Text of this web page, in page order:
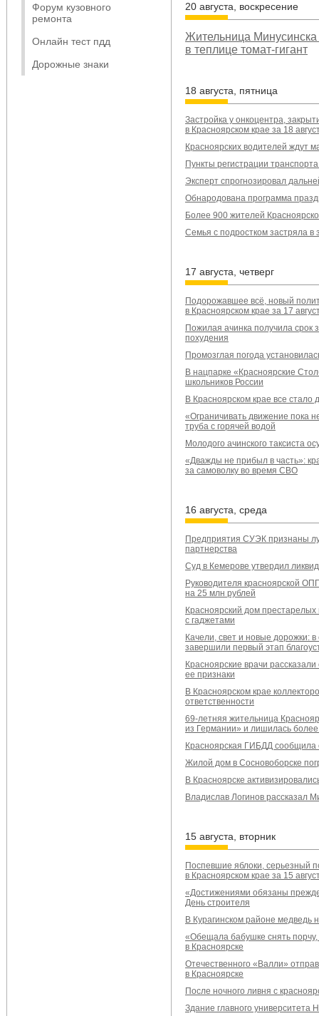
Форум кузовного
ремонта
Онлайн тест пдд
Дорожные знаки
20 августа, воскресение
Жительница
в теплице томат-гигант
18 августа, пятница
Застройка у онкоцентра,
в Красноярском крае за 18
Красноярских водителей ждут
Пункты регистрации
Эксперт спрогнозировал
Обнародована программа
Более 900 жителей
Семья с подростком застряла
17 августа, четверг
Подорожавшее всё, новый
в Красноярском крае за 17
Пожилая ачинка получила срок
похудения
Промозглая погода
В нацпарке «Красноярские
школьников России
В Красноярском крае все
«Ограничивать движение пока
труба с горячей водой
Молодого ачинского таксиста
«Дважды не прибыл в часть»:
за самоволку во время СВО
16 августа, среда
Предприятия СУЭК признаны
партнерства
Суд в Кемерове утвердил
Руководителя красноярской
на 25 млн рублей
Красноярский дом
с гаджетами
Качели, свет и новые дорожки:
завершили первый этап
Красноярские врачи
ее признаки
В Красноярском крае
ответственности
69-летняя жительница
из Германии» и лишилась
Красноярская ГИБДД сообщила
Жилой дом в Сосновоборске
В Красноярске
Владислав Логинов рассказал
15 августа, вторник
Поспевшие яблоки, серьезный
в Красноярском крае за 15
«Достижениями обязаны прежде
День строителя
В Курагинском районе медведь
«Обещала бабушке снять порчу,
в Красноярске
Отечественного «Валли»
в Красноярске
После ночного ливня с
Здание главного университета